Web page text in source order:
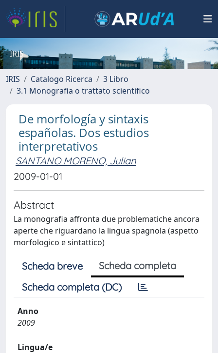
IRIS
IRIS Catalogo Ricerca
3 Libro
3.1 Monografia o trattato scientifico
De morfología y sintaxis
españolas. Dos estudios
interpretativos
SANTANO MORENO, Julian
2009-01-01
Abstract
La monografia affronta due problematiche ancora
aperte che riguardano la lingua spagnola (aspetto
morfologico e sintattico)
Scheda breve
Scheda completa
Scheda completa (DC)
Anno
2009
Lingua/e